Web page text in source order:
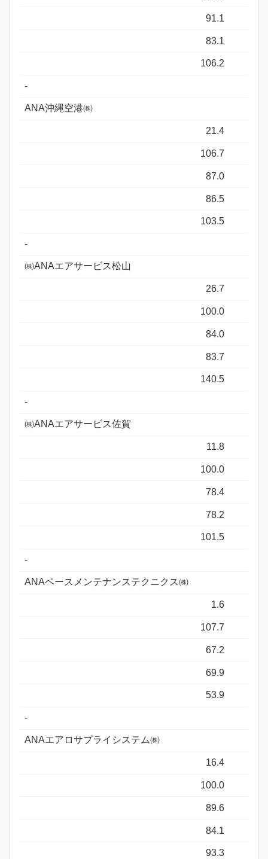
91.1
83.1
106.2
-
ANA沖縄空港㈱
21.4
106.7
87.0
86.5
103.5
-
㈱ANAエアサービス松山
26.7
100.0
84.0
83.7
140.5
-
㈱ANAエアサービス佐賀
11.8
100.0
78.4
78.2
101.5
-
ANAベースメンテナンステクニクス㈱
1.6
107.7
67.2
69.9
53.9
-
ANAエアロサプライシステム㈱
16.4
100.0
89.6
84.1
93.3